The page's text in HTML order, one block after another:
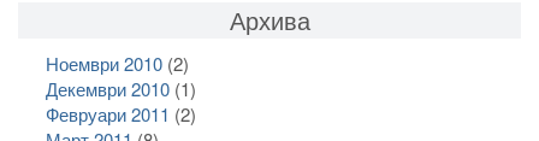
Архива
Ноември 2010(2)
Декември 2010(1)
Февруари 2011 (2)